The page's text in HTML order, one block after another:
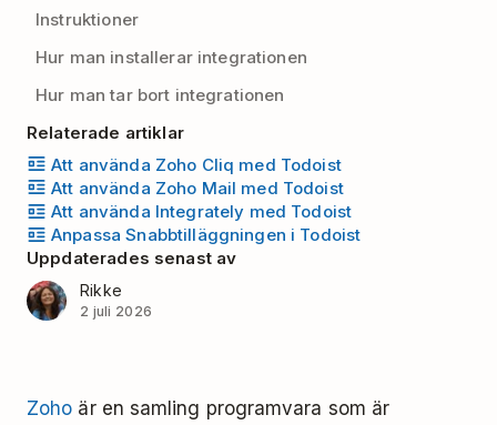
Instruktioner
Hur man installerar integrationen
Hur man tar bort integrationen
Relaterade artiklar
Att använda Zoho Cliq med Todoist
Att använda Zoho Mail med Todoist
Att använda Integrately med Todoist
Anpassa Snabbtilläggningen i Todoist
Uppdaterades senast av
Rikke
2 juli 2026
Zoho är en samling programvara som är